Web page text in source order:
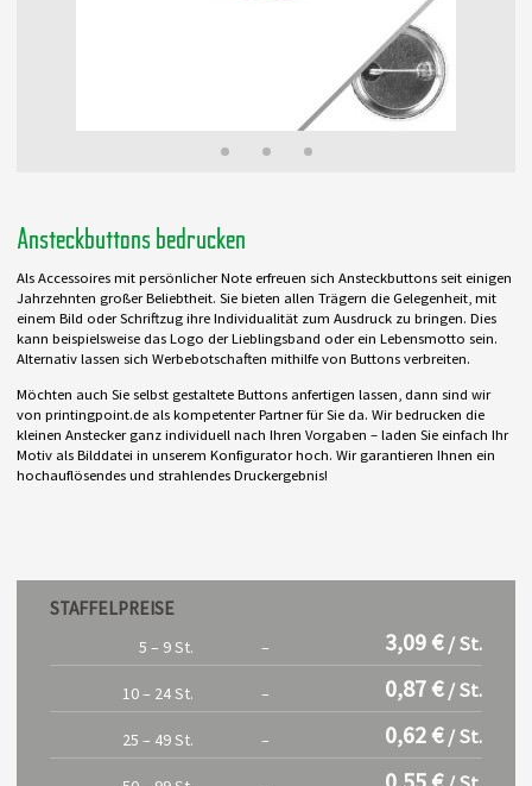
Ansteckbuttons bedrucken
Als Accessoires mit persönlicher Note erfreuen sich Ansteckbuttons seit einigen
Jahrzehnten großer Beliebtheit. Sie bieten allen Trägern die Gelegenheit, mit
einem Bild oder Schriftzug ihre Individualität zum Ausdruck zu bringen. Dies
kann beispielsweise das Logo der Lieblingsband oder ein Lebensmotto sein.
Alternativ lassen sich Werbebotschaften mithilfe von Buttons verbreiten.
Möchten auch Sie selbst gestaltete Buttons anfertigen lassen, dann sind wir
von printingpoint.de als kompetenter Partner für Sie da. Wir bedrucken die
kleinen Anstecker ganz individuell nach Ihren Vorgaben – laden Sie einfach Ihr
Motiv als Bilddatei in unserem Konfigurator hoch. Wir garantieren Ihnen ein
hochauflösendes und strahlendes Druckergebnis!
STAFFELPREISE
5 – 9 St. – 3,09 €/ St.
10 – 24 St. – 0,87 €/ St.
25 – 49 St. – 0,62 €/ St.